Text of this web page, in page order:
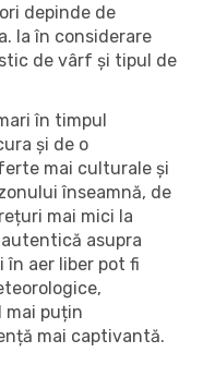
depinde de
Ia în considerare
de vârf și tipul de
în timpul
și de o
mai culturale și
înseamnă, de
mai mici la
asupra
în aer liber pot fi
mai puțin
mai captivantă.